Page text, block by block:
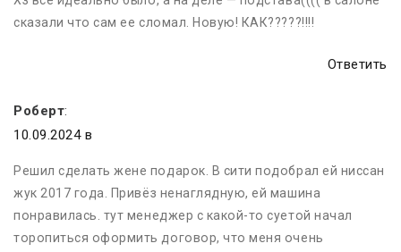
сказали что сам ее сломал. Новую! КАК?????!!!!
Ответить
Роберт:
10.09.2024 в
Решил сделать жене подарок. В сити подобрал ей ниссан
жук 2017 года. Привёз ненаглядную, ей машина
понравилась. тут менеджер с какой-то суетой начал
торопиться оформить договор, что меня очень